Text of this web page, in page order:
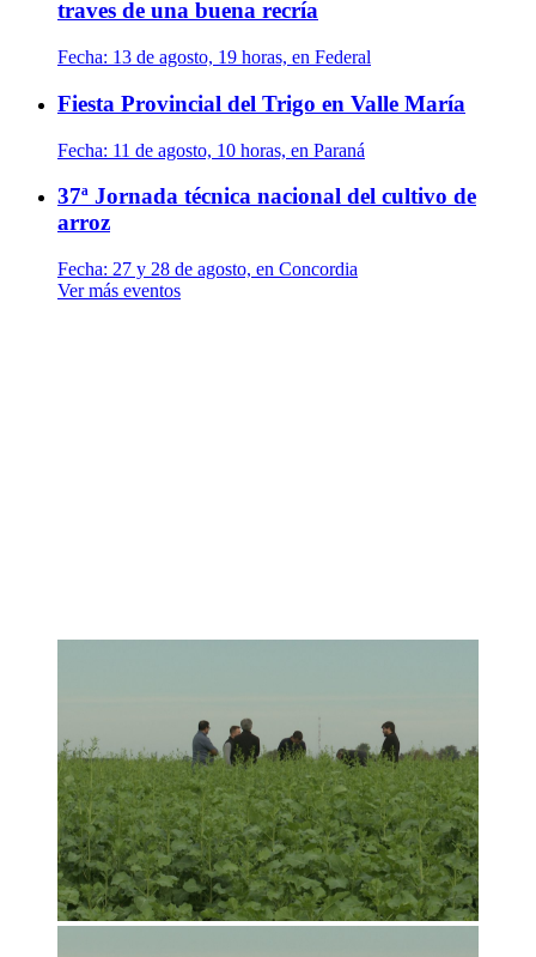
traves de una buena recría
Fecha: 13 de agosto, 19 horas, en Federal
Fiesta Provincial del Trigo en Valle María
Fecha: 11 de agosto, 10 horas, en Paraná
37ª Jornada técnica nacional del cultivo de
arroz
Fecha: 27 y 28 de agosto, en Concordia
Ver más eventos